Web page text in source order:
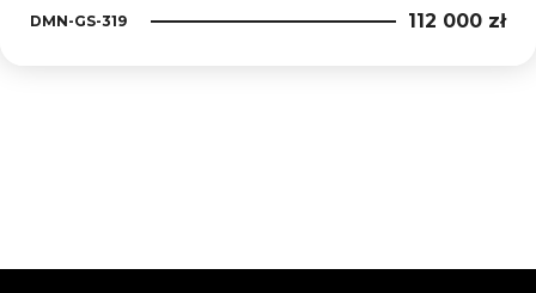
DMN-GS-319 112 000 zł